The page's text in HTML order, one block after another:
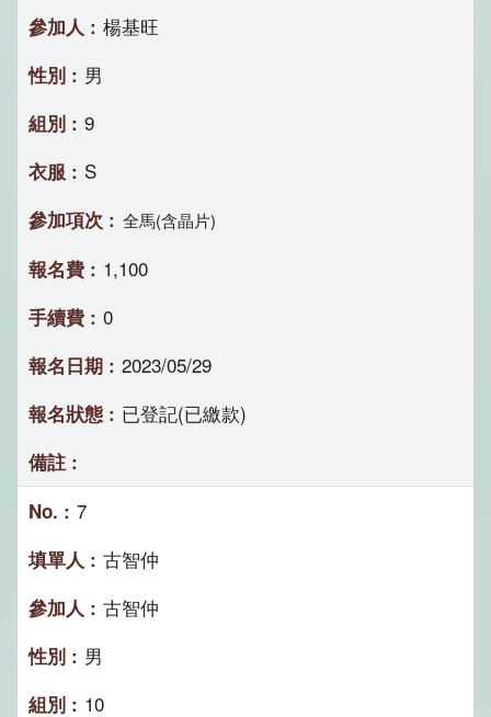
楊基旺
男
9
S
全馬(含晶片)
1,100
0
2023/05/29
已登記(已繳款)
7
古智仲
古智仲
男
10